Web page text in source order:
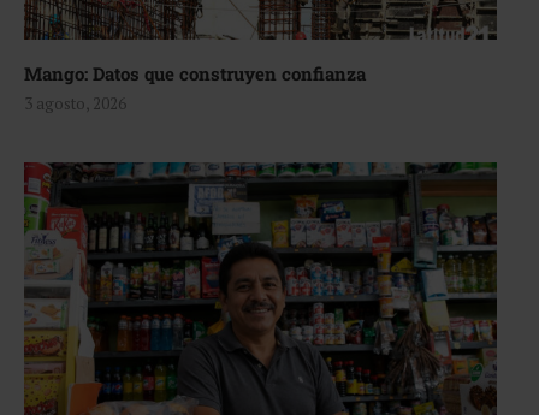
Mango: Datos que construyen confianza
3 agosto, 2026